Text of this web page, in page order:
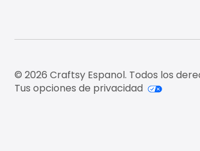
© 2026 Craftsy Espanol. Todos los
Tus opciones de privacidad